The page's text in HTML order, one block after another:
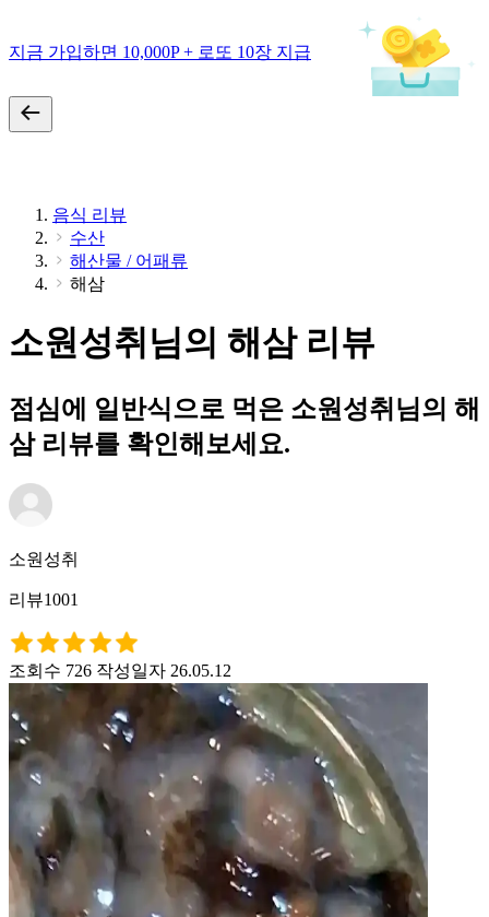
지금 가입하면 10,000P + 로또 10장 지급
음식 리뷰
수산
해산물 / 어패류
해삼
소원성취님의 해삼 리뷰
점심에 일반식으로 먹은 소원성취님의 해
삼 리뷰를 확인해보세요.
소원성취
리뷰1001
조회수 726 작성일자 26.05.12